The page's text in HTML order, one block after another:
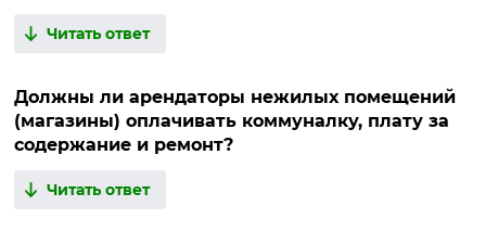
Читать ответ
Должны ли арендаторы нежилых помещений
(магазины) оплачивать коммуналку, плату за
содержание и ремонт?
Читать ответ